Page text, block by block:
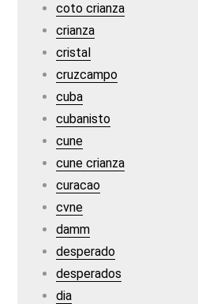
coto crianza
crianza
cristal
cruzcampo
cuba
cubanisto
cune
cune crianza
curacao
cvne
damm
desperado
desperados
dia